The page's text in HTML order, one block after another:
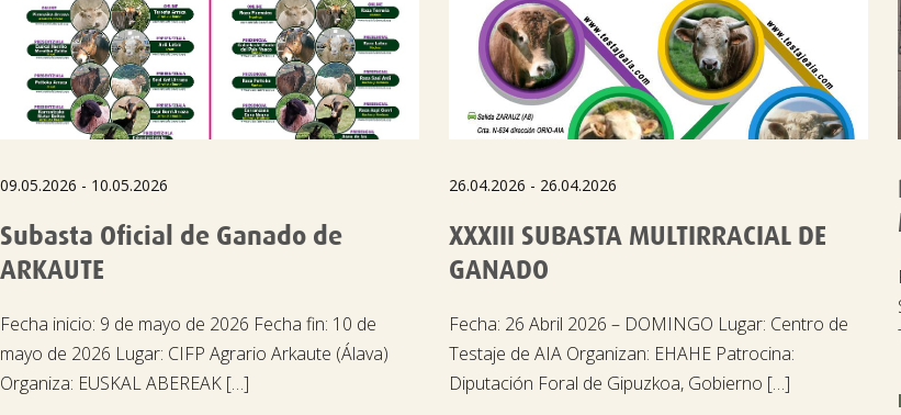
09.05.2026 - 10.05.2026
Subasta Oficial de Ganado de
ARKAUTE
Fecha inicio: 9 de mayo de 2026 Fecha fin: 10 de
mayo de 2026 Lugar: CIFP Agrario Arkaute (Álava)
Organiza: EUSKAL ABEREAK […]
26.04.2026 - 26.04.2026
XXXIII SUBASTA MULTIRRACIAL DE
GANADO
Fecha: 26 Abril 2026 – DOMINGO Lugar: Centro de
Testaje de AIA Organizan: EHAHE Patrocina:
Diputación Foral de Gipuzkoa, Gobierno […]